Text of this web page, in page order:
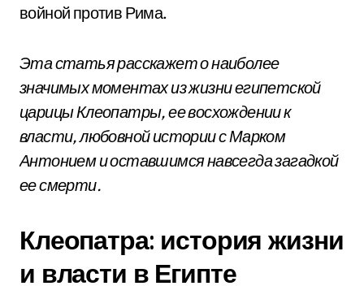
войной против Рима.
Эта статья расскажет о наиболее
значимых моментах из жизни египетской
царицы Клеопатры, ее восхождении к
власти, любовной истории с Марком
Антонием и оставшимся навсегда загадкой
ее смерти.
Клеопатра: история жизни
и власти в Египте